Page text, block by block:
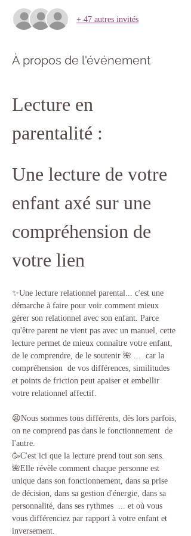
+ 47 autres invités
À propos de l'événement
Lecture en
parentalité :
Une lecture de votre
enfant axé sur une
compréhension de
votre lien
✨Une lecture relationnel parental... c'est une
démarche à faire pour voir comment mieux
gérer son relationnel avec son enfant. Parce
qu'être parent ne vient pas avec un manuel, cette
lecture permet de mieux connaître votre enfant,
de le comprendre, de le soutenir 🌺 ...  car la
compréhension  de vos différences, similitudes
et points de friction peut apaiser et embellir
votre relationnel affectif.
😫Nous sommes tous différents, dès lors parfois,
on ne comprend pas dans le fonctionnement  de
l'autre.
🥳C'est ici que la lecture prend tout son sens.
🌺Elle révèle comment chaque personne est
unique dans son fonctionnement, dans sa prise
de décision, dans sa gestion d'énergie, dans sa
personnalité, dans ses rythmes  ... et où vous
vous différenciez par rapport à votre enfant et
inversement.